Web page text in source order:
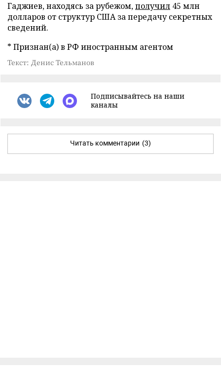
Гаджиев, находясь за рубежом,получил 45 млн
долларов от структур США за передачу секретных
сведений.
* Признан(а) в РФ иностранным агентом
Текст: Денис Тельманов
Подписывайтесь на наши
каналы
Читать комментарии (3)